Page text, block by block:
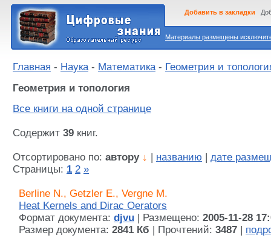
Материалы размещены
Добавить в закладки
Главная - Наука- Математика- Геометрия и
Геометрия и топология
Все книги на одной странице
Содержит 39 книг.
Отсортировано по: автору ↓ названию
дате
Страницы: 1 2 »
Berline N., Getzler E., Vergne M.
Heat Kernels and Dirac Oerators
Формат документа: djvu | Размещено: 2005-11-28
Размер документа: 2841 Кб | Прочтений: 3487